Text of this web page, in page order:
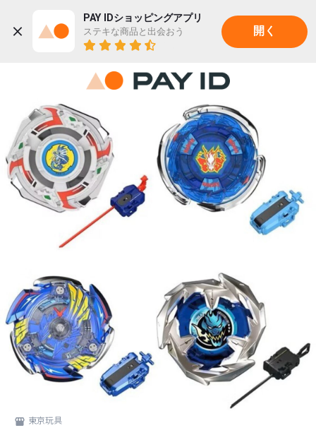
PAY IDショッピングアプリ
ステキな商品と出会おう 開く
東京玩具